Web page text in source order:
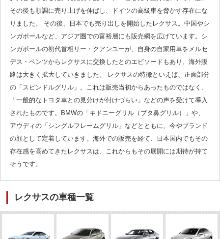
その後も順調に売り上げを伸ばし、ドイツの高級車を脅かす存在にな
りました。 その後、日本でも売り出しを開始したレクサス。中国やシ
ンガポールなど、アジア圏での富裕層にも販売網を広げています。シ
ンガポールの初代首相リー・クアンユーが、自身の自家用車をメルセ
デス・ベンツからレクサスに交換したとのエピソードもあり、海外販
路は大きく拡大していきました。 レクサスの特徴といえば、正面部分
の「スピンドルグリル」。これは販売当初からあったものではなく、
「一般的なトヨタ車との見分けが付けづらい」などの声を受けて導入
されたものです。BMWの「キドニーグリル（ブタ鼻グリル）」や、
アウディの「シングルフレームグリル」などとともに、今やブランド
の顔として定着しています。海外での販売を経て、日本国内でもその
存在感を高めてきたレクサスは、これからもその展開には期待が持て
そうです。
レクサスの車種一覧